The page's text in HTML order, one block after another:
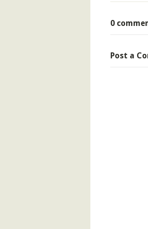
0
Post a